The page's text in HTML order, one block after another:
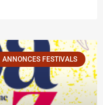
ANNONCES FESTIVALS